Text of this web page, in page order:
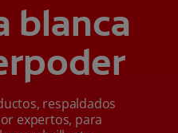
blanca
respaldados
expertos, para